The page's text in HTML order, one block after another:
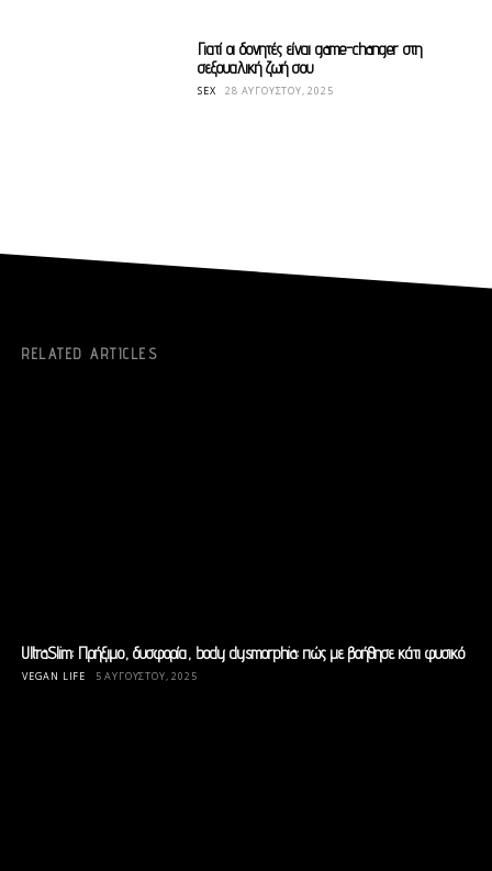
Γιατί οι δονητές είναι game-changer στη
σεξουαλική ζωή σου
SEX 28 ΑΥΓΟΎΣΤΟΥ, 2025
RELATED ARTICLES
UltraSlim: Πρήξιμο, δυσφορία, body dysmorphia: πώς με βοήθησε κάτι φυσικό
VEGAN LIFE 5 ΑΥΓΟΎΣΤΟΥ, 2025